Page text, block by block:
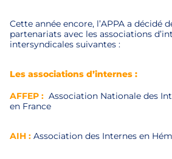
Cette année encore, l’APPA a décidé
partenariats avec les associations
intersyndicales suivantes :
Les associations d’internes :
AFFEP : Association Nationale des
en France
AIH : Association des Internes en